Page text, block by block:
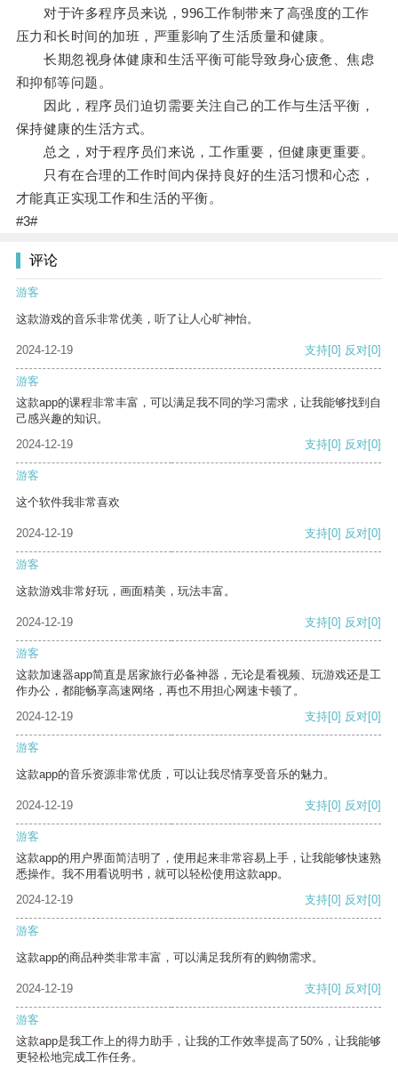
对于许多程序员来说，996工作制带来了高强度的工作
压力和长时间的加班，严重影响了生活质量和健康。
长期忽视身体健康和生活平衡可能导致身心疲惫、焦虑
和抑郁等问题。
因此，程序员们迫切需要关注自己的工作与生活平衡，
保持健康的生活方式。
总之，对于程序员们来说，工作重要，但健康更重要。
只有在合理的工作时间内保持良好的生活习惯和心态，
才能真正实现工作和生活的平衡。
#3#
评论
游客
这款游戏的音乐非常优美，听了让人心旷神怡。
2024-12-19 支持[0] 反对[0]
游客
这款app的课程非常丰富，可以满足我不同的学习需求，让我能够找到自
己感兴趣的知识。
2024-12-19
支持[0] 反对[0]
游客
这个软件我非常喜欢
2024-12-19 支持[0] 反对[0]
游客
这款游戏非常好玩，画面精美，玩法丰富。
2024-12-19 支持[0] 反对[0]
游客
这款加速器app简直是居家旅行必备神器，无论是看视频、玩游戏还是工
作办公，都能畅享高速网络，再也不用担心网速卡顿了。
2024-12-19
支持[0] 反对[0]
游客
这款app的音乐资源非常优质，可以让我尽情享受音乐的魅力。
2024-12-19 支持[0] 反对[0]
游客
这款app的用户界面简洁明了，使用起来非常容易上手，让我能够快速熟
悉操作。我不用看说明书，就可以轻松使用这款app。
2024-12-19
支持[0] 反对[0]
游客
这款app的商品种类非常丰富，可以满足我所有的购物需求。
2024-12-19 支持[0] 反对[0]
游客
这款app是我工作上的得力助手，让我的工作效率提高了50%，让我能够
更轻松地完成工作任务。